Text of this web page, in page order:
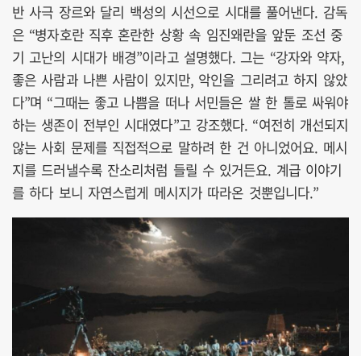
반 사극 장르와 달리 백성의 시선으로 시대를 풀어낸다. 감독
은 “병자호란 직후 혼란한 상황 속 임진왜란을 앞둔 조선 중
기 고난의 시대가 배경”이라고 설명했다. 그는 “강자와 약자,
좋은 사람과 나쁜 사람이 있지만, 악인을 그리려고 하지 않았
다”며 “그때는 좋고 나쁨을 떠나 서민들은 쌀 한 톨로 싸워야
하는 생존이 전부인 시대였다”고 강조했다. “여전히 개선되지
않는 사회 문제를 직접적으로 말하려 한 건 아니었어요. 메시
지를 드러낼수록 잔소리처럼 들릴 수 있거든요. 계급 이야기
를 하다 보니 자연스럽게 메시지가 따라온 것뿐입니다.”